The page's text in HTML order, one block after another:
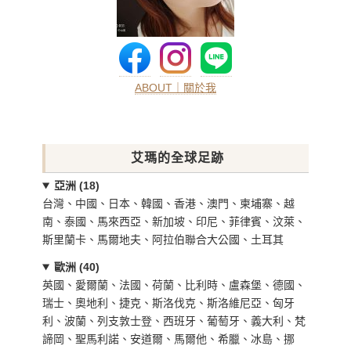
ABOUT｜關於我
艾瑪的全球足跡
亞洲 (18)
台灣、中國、日本、韓國、香港、澳門、柬埔寨、越
南、泰國、馬來西亞、新加坡、印尼、菲律賓、汶萊、
斯里蘭卡、馬爾地夫、阿拉伯聯合大公國、土耳其
歐洲 (40)
英國、愛爾蘭、法國、荷蘭、比利時、盧森堡、德國、
瑞士、奧地利、捷克、斯洛伐克、斯洛維尼亞、匈牙
利、波蘭、列支敦士登、西班牙、葡萄牙、義大利、梵
諦岡、聖馬利諾、安道爾、馬爾他、希臘、冰島、挪